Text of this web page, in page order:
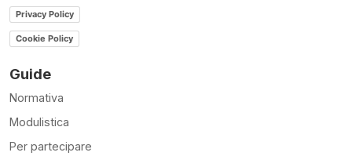
Privacy Policy
Cookie Policy
Guide
Normativa
Modulistica
Per partecipare